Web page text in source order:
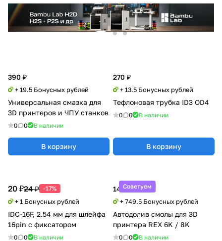
390 ₽
+ 19.5 Бонусных рублей
Универсальная смазка для
3D принтеров и ЧПУ станков
0 0 В наличии
В корзину
270 ₽
+ 13.5 Бонусных рублей
Тефлоновая трубка ID3 OD4
0 0 В наличии
В корзину
20 ₽24 ₽ -17%
+ 1 Бонусных рублей
IDC-16F, 2.54 мм для шлейфа
16pin c фиксатором
0 0 В наличии
Советуем
14 990 ₽
+ 749.5 Бонусных рублей
Автодолив смолы для 3D
принтера REX 6K / 8K
0 0 В наличии